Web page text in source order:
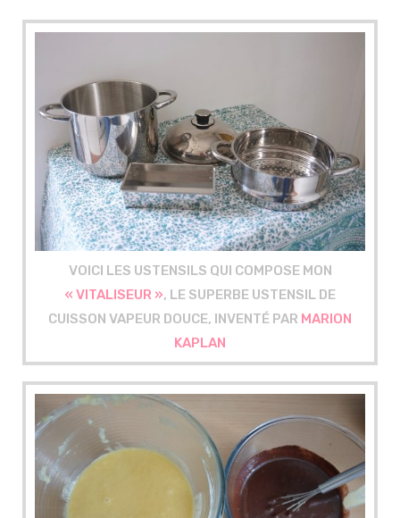
VOICI LES USTENSILS QUI COMPOSE MON
« VITALISEUR », LE SUPERBE USTENSIL DE
CUISSON VAPEUR DOUCE, INVENTÉ PAR MARION
KAPLAN